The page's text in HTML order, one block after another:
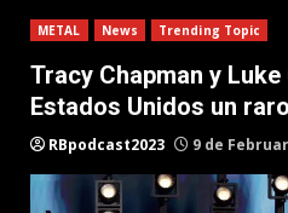
METAL News Trending Topic
Tracy Chapman y
Estados Unidos un
RBpodcast2023 9 de